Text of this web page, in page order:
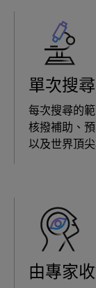
單次搜
每次搜尋的
核撥補助、
以及世界頂
由專家